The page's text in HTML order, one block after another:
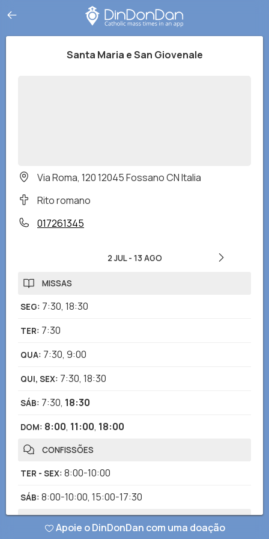
Santa Maria e San Giovenale
Via Roma, 120 12045 Fossano CN Italia
Rito romano
017261345
2 JUL- 13 AGO
MISSAS
SEG: 7:30, 18:30
TER: 7:30
QUA: 7:30, 9:00
QUI, SEX: 7:30, 18:30
SÁB: 7:30, 18:30
DOM: 8:00, 11:00, 18:00
CONFISSÕES
TER - SEX: 8:00-10:00
SÁB: 8:00-10:00, 15:00-17:30
Apoie o DinDonDan com uma doação